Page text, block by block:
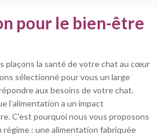
pour le bien-être
plaçons la santé de votre chat au cœur
sélectionné pour vous un large
aux besoins de votre chat.
l’alimentation a un impact
C’est pourquoi nous vous proposons
: une alimentation fabriquée